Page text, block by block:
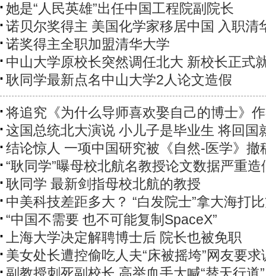
她是“人民英雄”出任中国工程院副院长
诺贝尔奖得主 美国化学家移居中国 入职清
诺奖得主全职加盟清华大学
中山大学原校长突然调任北大 新校长正式
耿同学最新点名中山大学2人论文造假
将追究《为什么导师喜欢娶自己的博士》
这国总统北大演说 小儿子是毕业生 将回国
结论惊人 一项中国研究被《自然-医学》撤
“耿同学”曝母校北航名教授论文数据严重造
耿同学 最新剑指母校北航的教授
中美科技差距多大？ “白发院士”拿大海打
“中国不需要 也不可能复制SpaceX”
上海大学决定解聘博士后 院长也被免职
美女处长遭控偷吃人夫“床被摇垮”网友要求